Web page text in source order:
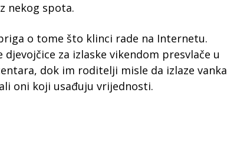
nekog spota.
o tome što klinci rade na Internetu.
za izlaske vikendom presvlače u
dok im roditelji misle da izlaze vanka
oni koji usađuju vrijednosti.